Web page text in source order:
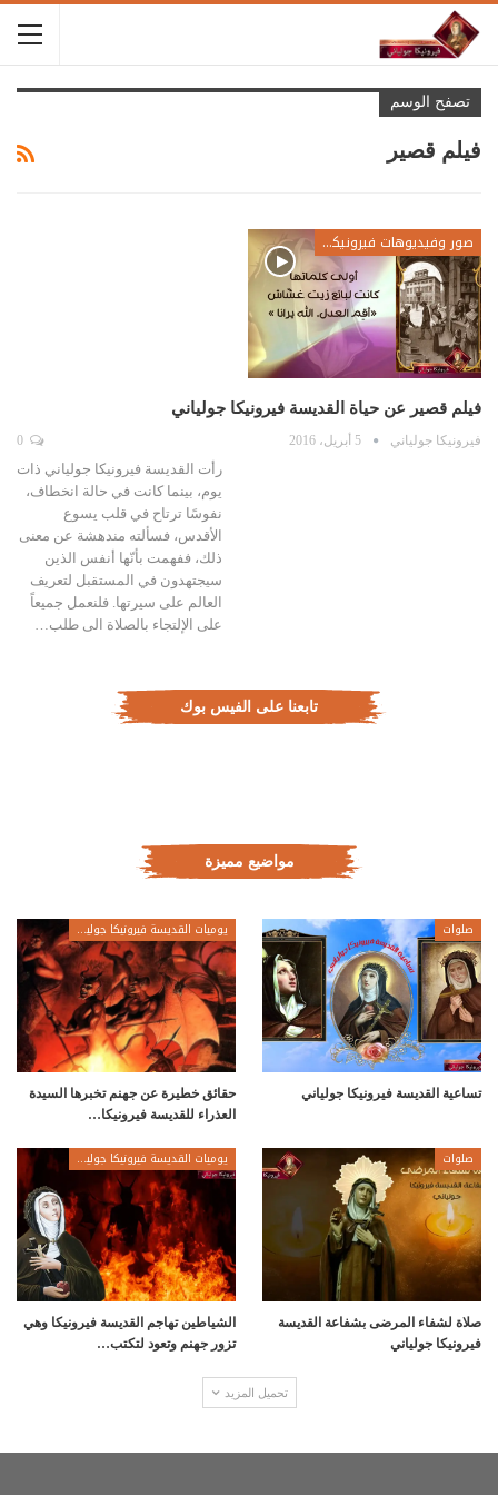
تصفح الوسم
فيلم قصير
صور وفيديوهات فيرونيكا جولياني
فيلم قصير عن حياة القديسة فيرونيكا جولياني
فيرونيكا جولياني 5 أبريل، 2016
رأت القديسة فيرونيكا جولياني ذات
يوم، بينما كانت في حالة انخطاف،
نفوسًا ترتاح في قلب يسوع
الأقدس، فسألته مندهشة عن معنى
ذلك، ففهمت بأنّها أنفس الذين
سيجتهدون في المستقبل لتعريف
العالم على سيرتها. فلنعمل جميعاً
على الإلتجاء بالصلاة الى طلب…
تابعنا على الفيس بوك
مواضيع مميزة
صلوات
تساعية القديسة فيرونيكا جولياني
يوميات القديسة فيرونيكا جولياني
حقائق خطيرة عن جهنم تخبرها السيدة
العذراء للقديسة فيرونيكا…
صلوات
صلاة لشفاء المرضى بشفاعة القديسة
فيرونيكا جولياني
يوميات القديسة فيرونيكا جولياني
الشياطين تهاجم القديسة فيرونيكا وهي
تزور جهنم وتعود لتكتب…
تحميل المزيد